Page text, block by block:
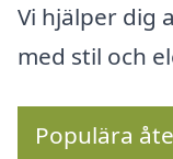
Vi hjälper dig
med stil och
Populära